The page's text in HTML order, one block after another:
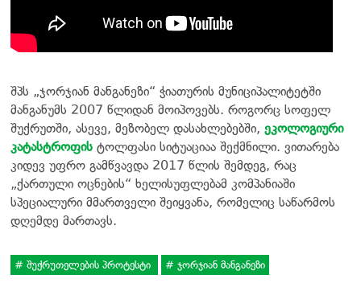
შპს „ჯორჯიან მანგანეზი“ ჭიათურის მუნიციპალიტეტში
მანგანუმს 2007 წლიდან მოიპოვებს. როგორც სოფელ
შუქრუთში, ასევე, მეზობელ დასახლებებში, ეკოლოგიური
კატასტროფის ტოლფასი სიტუაციაა შექმნილი. ვითარება
კიდევ უფრო გამწვავდა 2017 წლის შემდეგ, რაც
„ქართული ოცნების“ ხელისუფლებამ კომპანიაში
სპეციალური მმართველი შეიყვანა, რომელიც საწარმოს
დღემდე მართავს.
შუქრუთელების პროტესტი ჯორჯიან მანგანეზი